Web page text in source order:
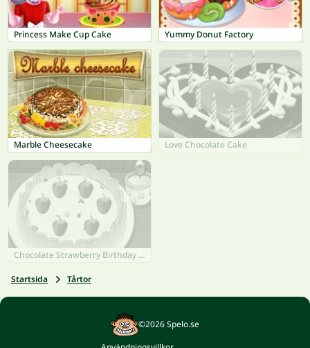
Princess Make Cup Cake Yummy Donut Factory
Marble Cheesecake Love Chocolate Cake
Chocolate Strawberry Birthday Cake
Startsida Tårtor
©2026 Spelo.se